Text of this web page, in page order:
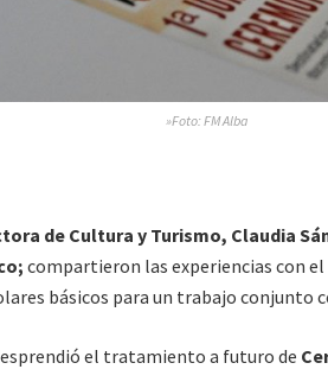
»Foto: FM Alba
de Cultura y Turismo, Claudia
compartieron las experiencias con
básicos para un trabajo conjunto
el tratamiento a futuro de